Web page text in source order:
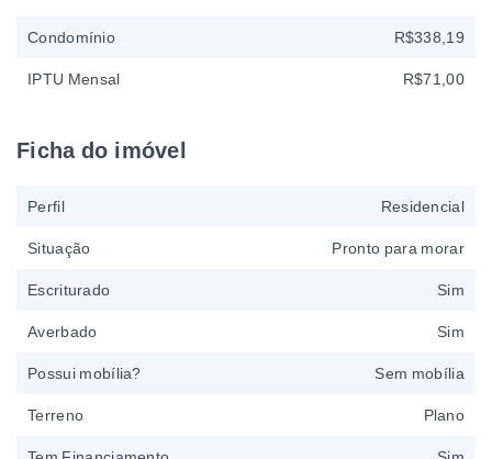
Condomínio R$338,19
IPTU Mensal R$71,00
Ficha do imóvel
Perfil Residencial
Situação Pronto para morar
Escriturado Sim
Averbado Sim
Possui mobília? Sem mobília
Terreno Plano